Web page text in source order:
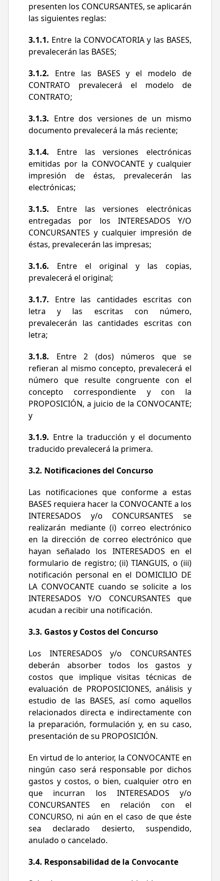
establecidos en dichas BASES.
La vigencia del CONTRATO será desde su
desinstalación de la última línea en la cual
se haya desinstalado completamente el
conforme a los términos y condiciones
previstos en el Modelo de CONTRATO y sus
anexos.
presenten los CONCURSANTES, se aplicarán
las siguientes reglas:
3.1.1. Entre la CONVOCATORIA y las BASES,
prevalecerán las BASES;
3.1.2. Entre las BASES y el modelo de
CONTRATO prevalecerá el modelo de
CONTRATO;
3.1.3. Entre dos versiones de un mismo
documento prevalecerá la más reciente;
3.1.4. Entre las versiones electrónicas
emitidas por la CONVOCANTE y cualquier
impresión de éstas, prevalecerán las
electrónicas;
3.1.5. Entre las versiones electrónicas
entregadas por los INTERESADOS Y/O
CONCURSANTES y cualquier impresión de
éstas, prevalecerán las impresas;
3.1.6. Entre el original y las copias,
prevalecerá el original;
3.1.7. Entre las cantidades escritas con
letra y las escritas con número,
prevalecerán las cantidades escritas con
letra;
3.1.8. Entre 2 (dos) números que se
refieran al mismo concepto, prevalecerá el
número que resulte congruente con el
concepto correspondiente y con la
PROPOSICIÓN, a juicio de la CONVOCANTE;
y
3.1.9. Entre la traducción y el documento
traducido prevalecerá la primera.
3.2. Notificaciones del Concurso
Las notificaciones que conforme a estas
BASES requiera hacer la CONVOCANTE a los
INTERESADOS y/o CONCURSANTES se
realizarán mediante (i) correo electrónico
en la dirección de correo electrónico que
hayan señalado los INTERESADOS en el
formulario de registro; (ii) TIANGUIS, o (iii)
notificación personal en el DOMICILIO DE
LA CONVOCANTE cuando se solicite a los
INTERESADOS Y/O CONCURSANTES que
acudan a recibir una notificación.
3.3. Gastos y Costos del Concurso
Los INTERESADOS y/o CONCURSANTES
deberán absorber todos los gastos y
costos que implique visitas técnicas de
evaluación de PROPOSICIONES, análisis y
estudio de las BASES, así como aquellos
relacionados directa e indirectamente con
la preparación, formulación y, en su caso,
presentación de su PROPOSICIÓN.
En virtud de lo anterior, la CONVOCANTE en
ningún caso será responsable por dichos
gastos y costos, o bien, cualquier otro en
que incurran los INTERESADOS y/o
CONCURSANTES en relación con el
CONCURSO, ni aún en el caso de que éste
sea declarado desierto, suspendido,
anulado o cancelado.
3.4. Responsabilidad de la Convocante